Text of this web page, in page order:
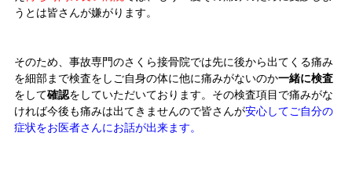
うとは皆さんが嫌がります。
そのため、事故専門のさくら接骨院では先に後から出てくる痛み
を細部まで検査をしご自身の体に他に痛みがないのか一緒に検査
をして確認をしていただいております。その検査項目で痛みがな
ければ今後も痛みは出てきませんので皆さんが安心してご自分の
症状をお医者さんにお話が出来ます。